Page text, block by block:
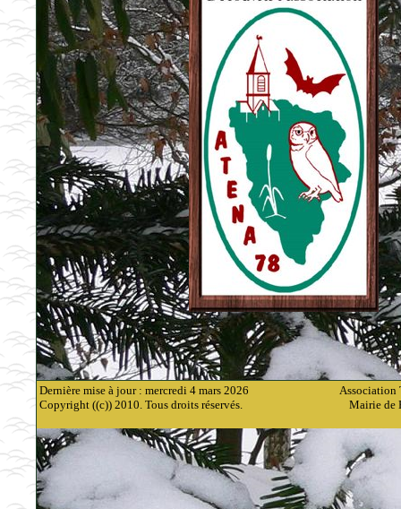
Dernière mise à jour : mercredi 4 mars 2026
Copyright ((c)) 2010. Tous droits réservés.
Association
Mairie de